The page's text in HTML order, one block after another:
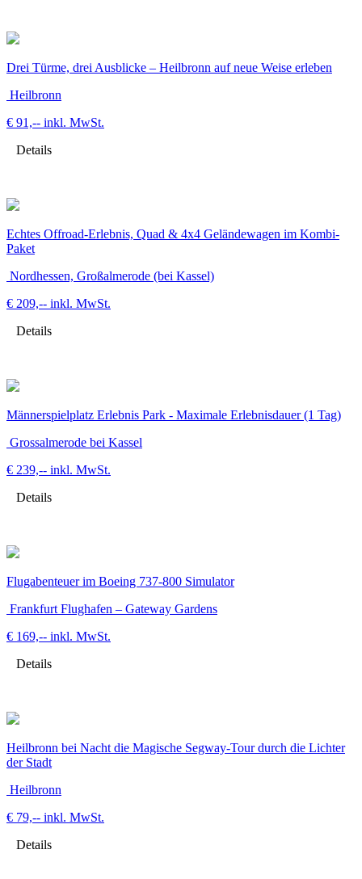
Drei Türme, drei Ausblicke – Heilbronn auf neue Weise erleben
Heilbronn
€ 91,-- inkl. MwSt.
Details
Echtes Offroad-Erlebnis, Quad & 4x4 Geländewagen im Kombi-
Paket
Nordhessen, Großalmerode (bei Kassel)
€ 209,-- inkl. MwSt.
Details
Männerspielplatz Erlebnis Park - Maximale Erlebnisdauer (1 Tag)
Grossalmerode bei Kassel
€ 239,-- inkl. MwSt.
Details
Flugabenteuer im Boeing 737-800 Simulator
Frankfurt Flughafen – Gateway Gardens
€ 169,-- inkl. MwSt.
Details
Heilbronn bei Nacht die Magische Segway-Tour durch die Lichter
der Stadt
Heilbronn
€ 79,-- inkl. MwSt.
Details